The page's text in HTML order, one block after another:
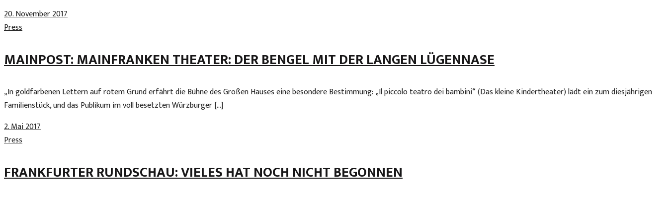
20. November 2017
Press
MAINPOST: MAINFRANKEN THEATER: DER BENGEL MIT DER LANGEN LÜGENNASE
„In goldfarbenen Lettern auf rotem Grund erfährt die Bühne des Großen Hauses eine besondere Bestimmung: „Il piccolo teatro dei bambini“ (Das kleine Kindertheater) lädt ein zum diesjährigen
Familienstück, und das Publikum im voll besetzten Würzburger […]
2. Mai 2017
Press
FRANKFURTER RUNDSCHAU: VIELES HAT NOCH NICHT BEGONNEN